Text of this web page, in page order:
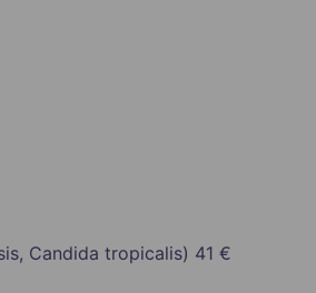
Candida tropicalis) 41 €